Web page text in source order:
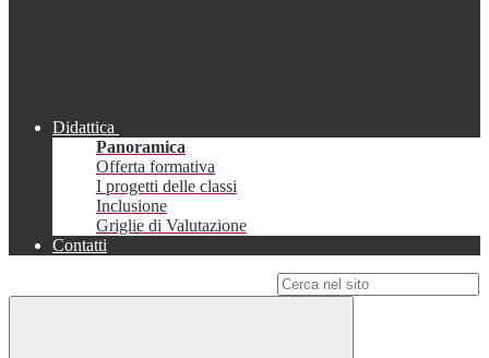
Didattica
Panoramica
Offerta formativa
I progetti delle classi
Inclusione
Griglie di Valutazione
Contatti